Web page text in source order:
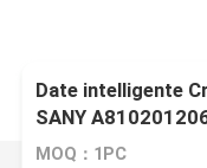
Date intelligente
SANY
MOQ：1PC